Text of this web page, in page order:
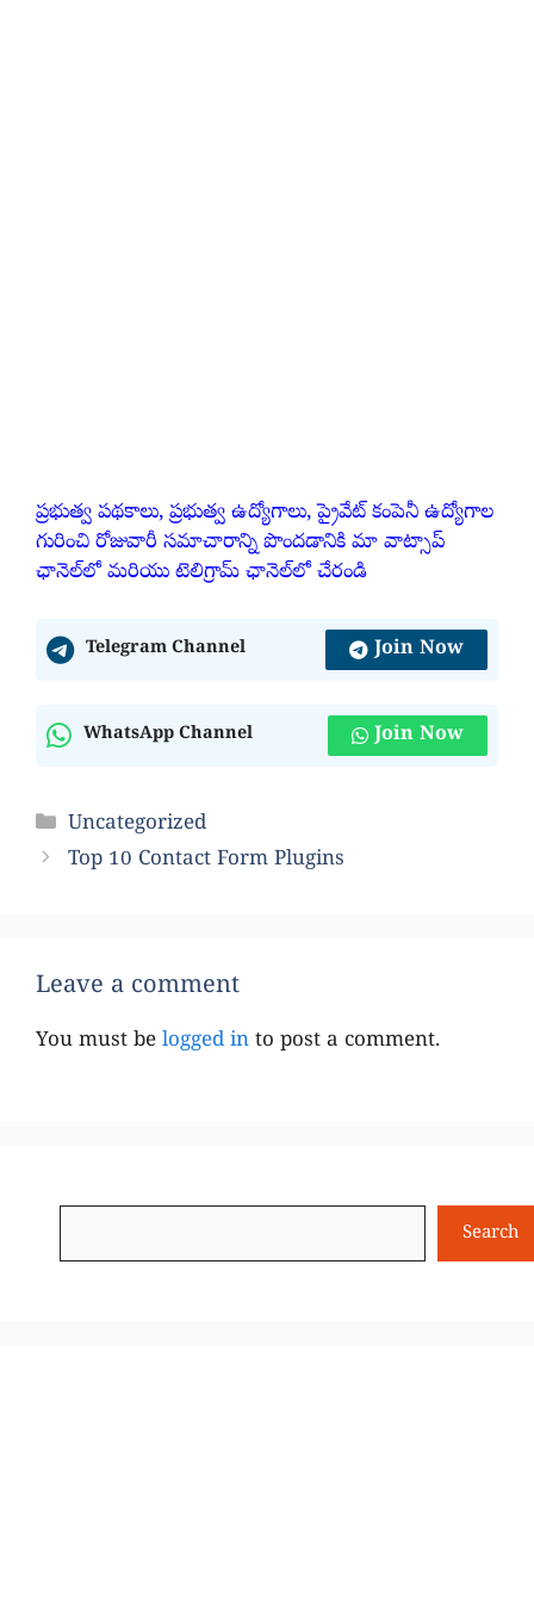
ప్రభుత్వ పథకాలు, ప్రభుత్వ ఉద్యోగాలు, ప్రైవేట్ కంపెనీ ఉద్యోగాల
గురించి రోజువారీ సమాచారాన్ని పొందడానికి మా వాట్సాప్
ఛానెల్‌లో మరియు టెలిగ్రామ్ ఛానెల్‌లో చేరండి
Telegram Channel Join Now
WhatsApp Channel Join Now
Categories
Uncategorized
Top 10 Contact Form Plugins
Leave a comment
You must be logged in to post a comment.
Search